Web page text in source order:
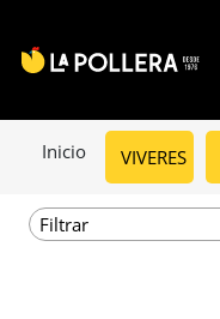
Inicio VIVERES